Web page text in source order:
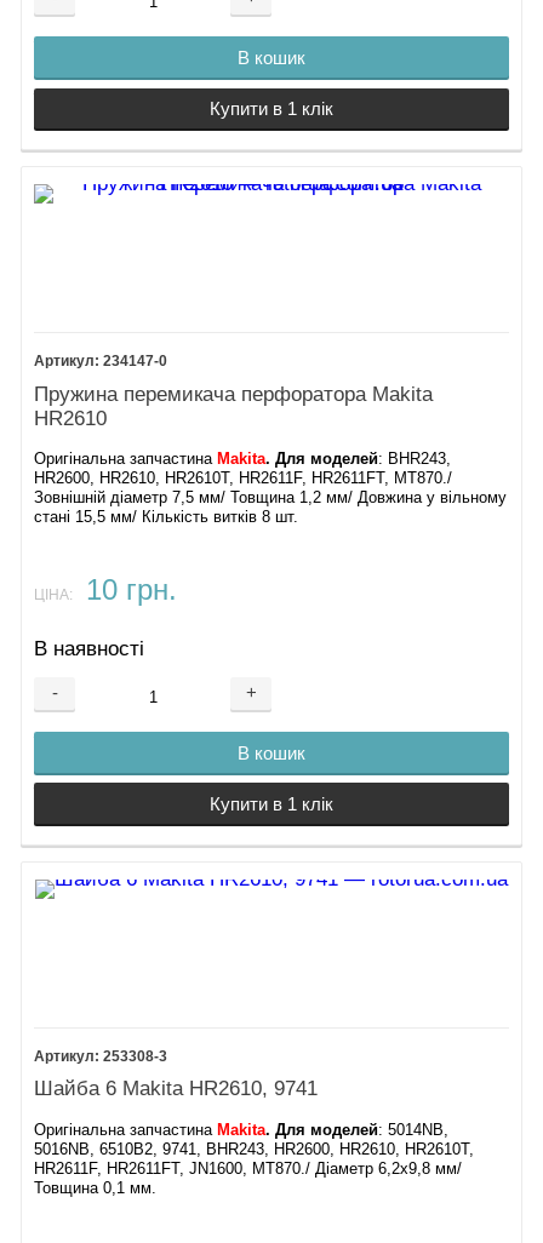
В кошик
Купити в 1 клік
234147-0
Пружина перемикача перфоратора Makita
HR2610
Оригінальна запчастина Makita. Для моделей: BHR243,
HR2600, HR2610, HR2610T, HR2611F, HR2611FT, MT870./
Зовнішній діаметр 7,5 мм/ Товщина 1,2 мм/ Довжина у вільному
стані 15,5 мм/ Кількість витків 8 шт.
ЦІНА: 10 грн.
В наявності
- +
В кошик
Купити в 1 клік
253308-3
Шайба 6 Makita HR2610, 9741
Оригінальна запчастина Makita. Для моделей: 5014NB,
5016NB, 6510B2, 9741, BHR243, HR2600, HR2610, HR2610T,
HR2611F, HR2611FT, JN1600, MT870./ Діаметр 6,2х9,8 мм/
Товщина 0,1 мм.